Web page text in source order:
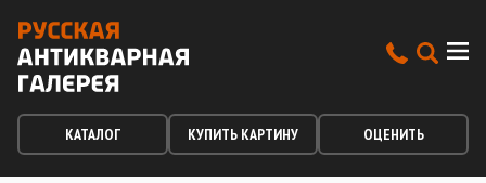
КАТАЛОГ КУПИТЬ КАРТИНУ ОЦЕНИТЬ